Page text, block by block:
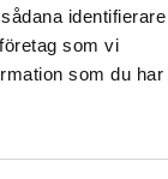
som vi
som du har